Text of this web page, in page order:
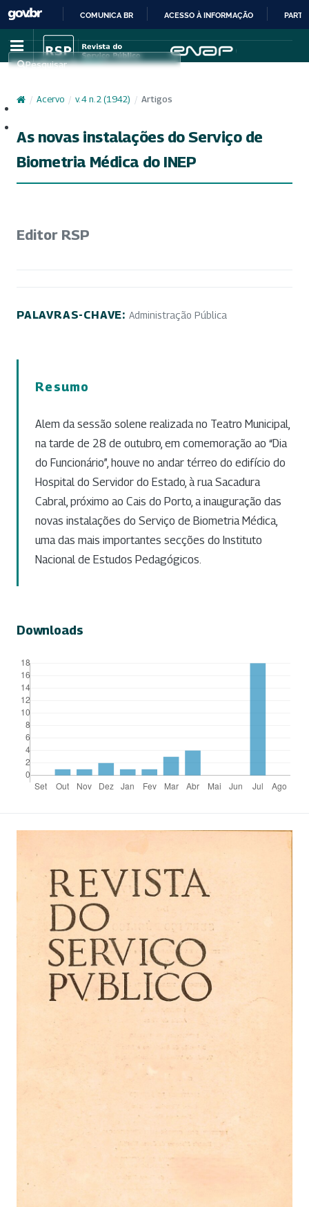
IR
PARA
CONTEÚDO
COMUNICA BR ACESSO À INFORMAÇÃO
Pesquisar
/ Acervo / v. 4 n. 2 (1942) / Artigos
As novas instalações do Serviço de
Biometria Médica do INEP
Editor RSP
PALAVRAS-CHAVE: Administração Pública
Resumo
Alem da sessão solene realizada no Teatro Municipal,
na tarde de 28 de outubro, em comemoração ao “Dia
do Funcionário”, houve no andar térreo do edifício do
Hospital do Servidor do Estado, à rua Sacadura
Cabral, próximo ao Cais do Porto, a inauguração das
novas instalações do Serviço de Biometria Médica,
uma das mais importantes secções do Instituto
Nacional de Estudos Pedagógicos.
Downloads